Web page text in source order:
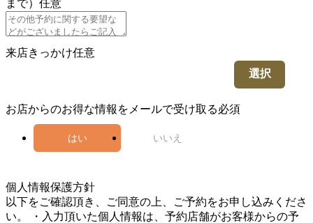
まで） 任意
来店きっかけ任意
選択
お店からのお得な情報をメールで受け取る必須
はい いいえ
個人情報保護方針
以下をご確認頂き、ご同意の上、ご予約をお申し込みくださ
い。 ・入力頂いた個人情報は、予約店舗がお客様からの予